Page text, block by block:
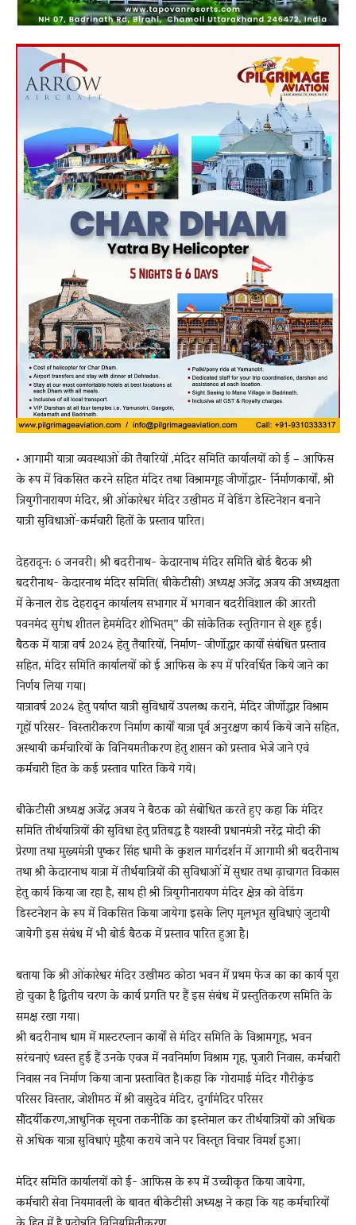
• आगामी यात्रा व्यवस्थाओं की तैयारियों ,मंदिर समिति कार्यालयों को ई – आफिस
के रूप में विकसित करने सहित मंदिर तथा विश्रामगृह जीर्णोद्धार- र्निर्माणकार्यों, श्री
त्रियुगीनारायण मंदिर, श्री ओंकारेश्वर मंदिर उखीमठ में वेडिंग डेस्टिनेशन बनाने
यात्री सुविधाओं-कर्मचारी हितों के प्रस्ताव पारित।
देहरादून: 6 जनवरी। श्री बदरीनाथ- केदारनाथ मंदिर समिति बोर्ड बैठक श्री
बदरीनाथ- केदारनाथ मंदिर समिति( बीकेटीसी) अध्यक्ष अजेंद्र अजय की अध्यक्षता
में केनाल रोड देहरादून कार्यालय सभागार में भगवान बदरीविशाल की आरती
पवनमंद सुगंध शीतल हेममंदिर शोभितम्” की सांकेतिक स्तुतिगान से शुरू हुई।
बैठक में यात्रा वर्ष 2024 हेतु तैयारियों, निर्माण- जीर्णोद्धार कार्यों संबंधित प्रस्ताव
सहित, मंदिर समिति कार्यालयों को ई आफिस के रूप में परिवर्धित किये जाने का
निर्णय लिया गया।
यात्रावर्ष 2024 हेतु पर्याप्त यात्री सुविधायें उपलब्ध कराने, मंदिर जीर्णोद्धार विश्राम
गृहों परिसर- विस्तारीकरण निर्माण कार्यों यात्रा पूर्व अनुरक्षण कार्य किये जाने सहित,
अस्थायी कर्मचारियों के विनियमतीकरण हेतु शासन को प्रस्ताव भेजे जाने एवं
कर्मचारी हित के कई प्रस्ताव पारित किये गये।
बीकेटीसी अध्यक्ष अजेंद्र अजय ने बैठक को संबोधित करते हुए कहा कि मंदिर
समिति तीर्थयात्रियों की सुविधा हेतु प्रतिबद्ध है यशस्वी प्रधानमंत्री नरेंद्र मोदी की
प्रेरणा तथा मुख्यमंत्री पुष्कर सिंह धामी के कुशल मार्गदर्शन में आगामी श्री बदरीनाथ
तथा श्री केदारनाथ यात्रा में तीर्थयात्रियों की सुविधाओं में सुधार तथा ढ़ाचागत विकास
हेतु कार्य किया जा रहा है, साथ ही श्री त्रियुगीनारायण मंदिर क्षेत्र को वेडिंग
डिस्टनेशन के रूप में विकसित किया जायेगा इसके लिए मूलभूत सुविधाएं जुटायी
जायेगी इस संबंध में भी बोर्ड बैठक में प्रस्ताव पारित हुआ है।
बताया कि श्री ओंकारेश्वर मंदिर उखीमठ कोठा भवन में प्रथम फेज का का कार्य पूरा
हो चुका है द्वितीय चरण के कार्य प्रगति पर हैं इस संबंध में प्रस्तुतिकरण समिति के
समक्ष रखा गया।
श्री बदरीनाथ धाम में मास्टरप्लान कार्यों से मंदिर समिति के विश्रामगृह, भवन
सरंचनाएं ध्वस्त हुई हैं उनके एवज में नवनिर्माण विश्राम गृह, पुजारी निवास, कर्मचारी
निवास नव निर्माण किया जाना प्रस्तावित है।कहा कि गोरामाई मंदिर गौरीकुंड
परिसर विस्तार, जोशीमठ में श्री वासुदेव मंदिर, दुर्गामंदिर परिसर
सौंदर्यीकरण,आधुनिक सूचना तकनीकि का इस्तेमाल कर तीर्थयात्रियों को अधिक
से अधिक यात्रा सुविधाएं मुहैया कराये जाने पर विस्तृत विचार विमर्श हुआ।
मंदिर समिति कार्यालयों को ई- आफिस के रूप में उच्चीकृत किया जायेगा,
कर्मचारी सेवा नियमावली के बावत बीकेटीसी अध्यक्ष ने कहा कि यह कर्मचारियों